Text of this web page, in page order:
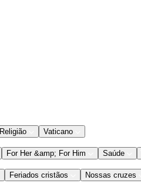
Religião Vaticano
For Her &amp; For Him Saúde
Feriados cristãos Nossas cruzes